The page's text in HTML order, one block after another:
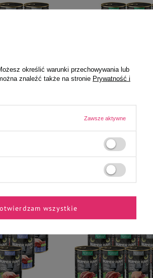
Karma mokra dla kotów
Rafi Cat z gęsią i wątróbką z
określić warunki przechowywania lub
znaleźć także na stronie Prywatność i
Zawsze aktywne
wszystkie